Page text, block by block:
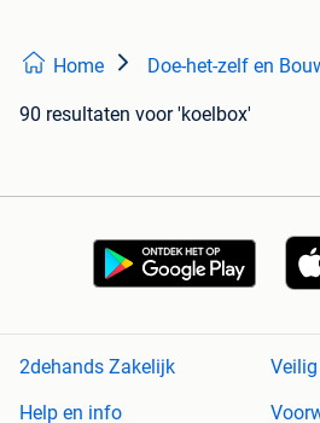
Home Doe-het-zelf en
90 resultaten voor 'koelbox'
2dehands Zakelijk
Help en info